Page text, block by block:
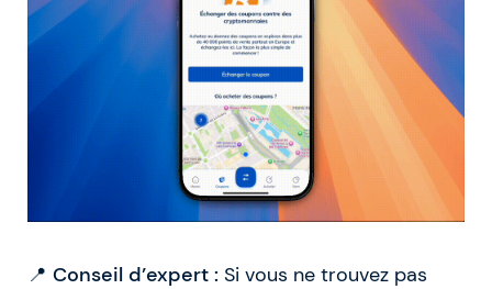
📍 Conseil d’expert : Si vous ne trouvez pas